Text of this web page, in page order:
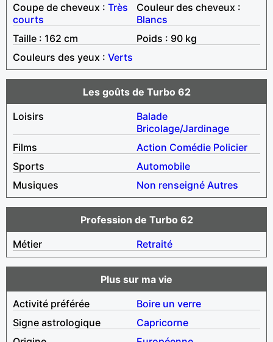
Coupe de cheveux : Très
courts
Couleur des cheveux :
Blancs
Taille : 162 cm
Poids : 90 kg
Couleurs des yeux : Verts
Les goûts de Turbo 62
Loisirs
Balade
Bricolage/Jardinage
Films
Action Comédie Policier
Sports
Automobile
Musiques
Non renseigné Autres
Profession de Turbo 62
Métier
Retraité
Plus sur ma vie
Activité préférée
Boire un verre
Signe astrologique
Capricorne